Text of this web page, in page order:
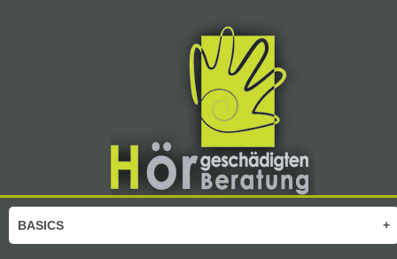
+
BASICS